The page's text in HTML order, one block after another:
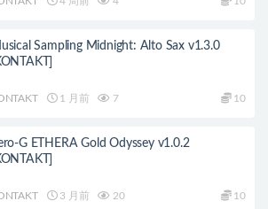
Sampling Midnight: Alto Sax v1.3.0
1 月前 7 10
G ETHERA Gold Odyssey v1.0.2
3 月前 20 10